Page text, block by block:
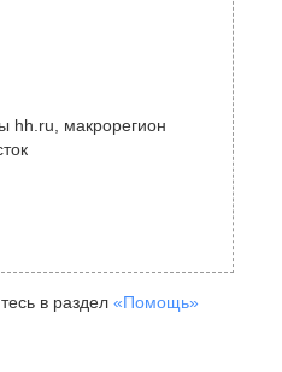
hh.ru, макрорегион
в раздел «Помощь»